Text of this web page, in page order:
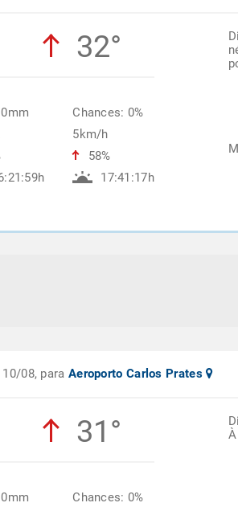
32°
Chances: 0%
5km/h
58%
17:41:17h
08, para Aeroporto Carlos Prates
31°
Chances: 0%